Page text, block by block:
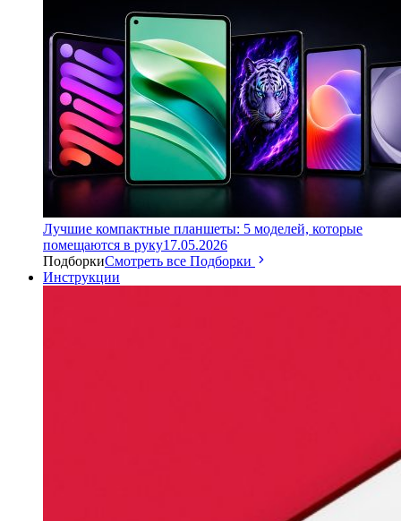
Лучшие компактные планшеты: 5 моделей, которые
помещаются в руку17.05.2026
ПодборкиСмотреть все Подборки
Инструкции